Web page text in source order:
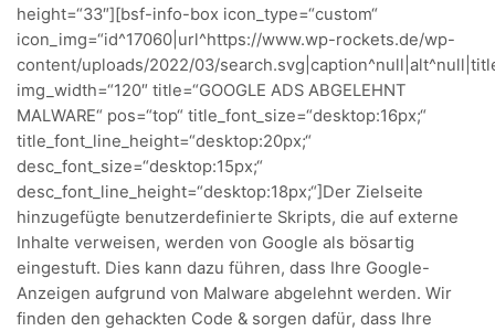
height=“33″][bsf-info-box icon_type=“custom“
icon_img=“id^17060|url^https://www.wp-rockets.de/wp-
content/uploads/2022/03/
img_width=“120″ title=“GOOGLE ADS ABGELEHNT
MALWARE“ pos=“top“ title_font_size=“desktop:16px;“
title_font_line_height=“desktop:20px;“
desc_font_size=“desktop:15px;“
desc_font_line_height=“desktop:18px;“]Der Zielseite
hinzugefügte benutzerdefinierte Skripts, die auf externe
Inhalte verweisen, werden von Google als bösartig
eingestuft. Dies kann dazu führen, dass Ihre Google-
Anzeigen aufgrund von Malware abgelehnt werden. Wir
finden den gehackten Code & sorgen dafür, dass Ihre